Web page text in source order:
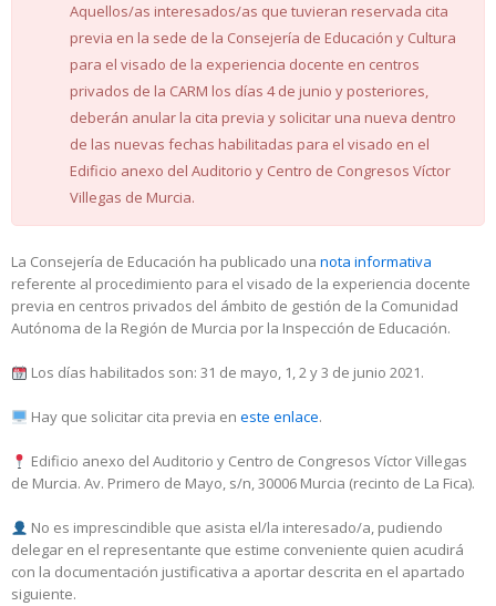
Aquellos/as interesados/as que tuvieran reservada cita
previa en la sede de la Consejería de Educación y Cultura
para el visado de la experiencia docente en centros
privados de la CARM los días 4 de junio y posteriores,
deberán anular la cita previa y solicitar una nueva dentro
de las nuevas fechas habilitadas para el visado en el
Edificio anexo del Auditorio y Centro de Congresos Víctor
Villegas de Murcia.
La Consejería de Educación ha publicado una nota informativa
referente al procedimiento para el visado de la experiencia docente
previa en centros privados del ámbito de gestión de la Comunidad
Autónoma de la Región de Murcia por la Inspección de Educación.
Los días habilitados son: 31 de mayo, 1, 2 y 3 de junio 2021.
Hay que solicitar cita previa en este enlace.
Edificio anexo del Auditorio y Centro de Congresos Víctor Villegas
de Murcia. Av. Primero de Mayo, s/n, 30006 Murcia (recinto de La Fica).
No es imprescindible que asista el/la interesado/a, pudiendo
delegar en el representante que estime conveniente quien acudirá
con la documentación justificativa a aportar descrita en el apartado
siguiente.